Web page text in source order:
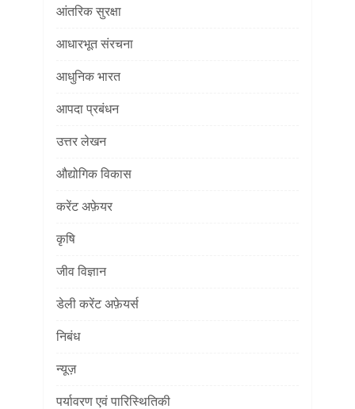
आंतरिक सुरक्षा
आधारभूत संरचना
आधुनिक भारत
आपदा प्रबंधन
उत्तर लेखन
औद्योगिक विकास
करेंट अफ़ेयर
कृषि
जीव विज्ञान
डेली करेंट अफ़ेयर्स
निबंध
न्यूज़
पर्यावरण एवं पारिस्थितिकी